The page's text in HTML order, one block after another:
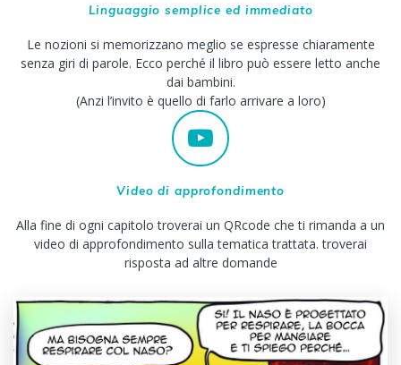
Linguaggio semplice ed immediato
Le nozioni si memorizzano meglio se espresse chiaramente
senza giri di parole. Ecco perché il libro può essere letto anche
dai bambini.
(Anzi l’invito è quello di farlo arrivare a loro)
Video di approfondimento
Alla fine di ogni capitolo troverai un QRcode che ti rimanda a un
video di approfondimento sulla tematica trattata. troverai
risposta ad altre domande